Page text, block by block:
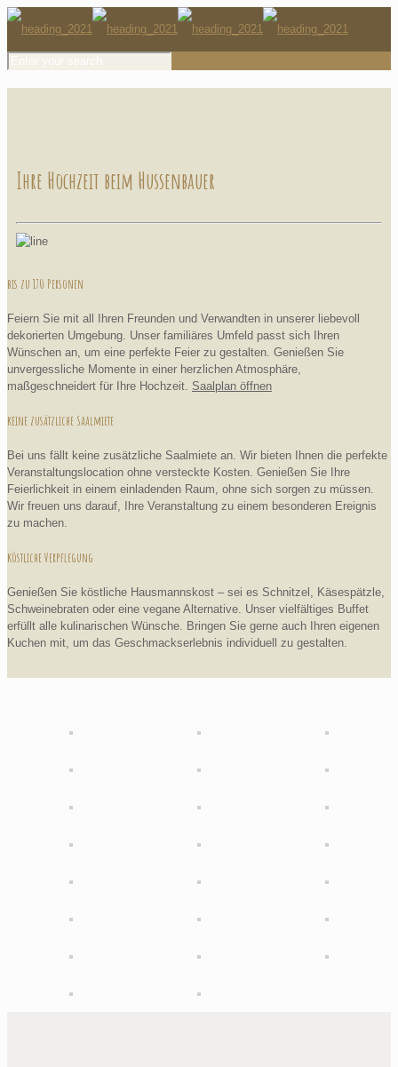
Ihre Hochzeit beim Hussenbauer
bis zu 170 Personen
Feiern Sie mit all Ihren Freunden und Verwandten in unserer liebevoll
dekorierten Umgebung. Unser familiäres Umfeld passt sich Ihren
Wünschen an, um eine perfekte Feier zu gestalten. Genießen Sie
unvergessliche Momente in einer herzlichen Atmosphäre,
maßgeschneidert für Ihre Hochzeit. Saalplan öffnen
keine zusätzliche Saalmiete
Bei uns fällt keine zusätzliche Saalmiete an. Wir bieten Ihnen die perfekte
Veranstaltungslocation ohne versteckte Kosten. Genießen Sie Ihre
Feierlichkeit in einem einladenden Raum, ohne sich sorgen zu müssen.
Wir freuen uns darauf, Ihre Veranstaltung zu einem besonderen Ereignis
zu machen.
köstliche Verpflegung
Genießen Sie köstliche Hausmannskost – sei es Schnitzel, Käsespätzle,
Schweinebraten oder eine vegane Alternative. Unser vielfältiges Buffet
erfüllt alle kulinarischen Wünsche. Bringen Sie gerne auch Ihren eigenen
Kuchen mit, um das Geschmackserlebnis individuell zu gestalten.